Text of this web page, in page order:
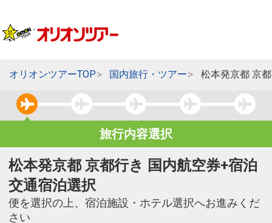
オリオンツアーTOP 国内旅行・ツアー 松本発京都 京
旅行内容選択
松本発京都 京都行き 国内航空券+宿泊
交通宿泊選択
便を選択の上、宿泊施設・ホテル選択へお進みくだ
さい